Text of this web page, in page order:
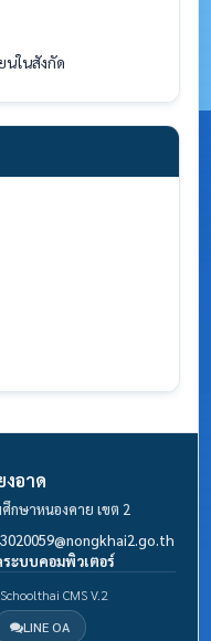
นในสังกัด
งอาด
กษาหนองคาย เขต 2
ะบบคอมพิวเตอร์
CMS V.2
LINE OA